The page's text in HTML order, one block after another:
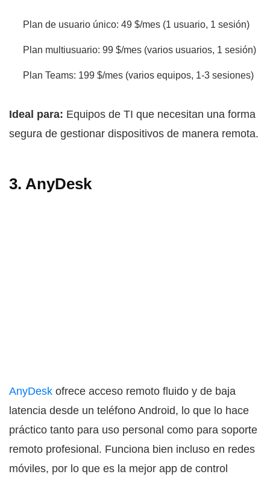
Plan de usuario único: 49 $/mes (1 usuario, 1 sesión)
Plan multiusuario: 99 $/mes (varios usuarios, 1 sesión)
Plan Teams: 199 $/mes (varios equipos, 1-3 sesiones)
Ideal para: Equipos de TI que necesitan una forma
segura de gestionar dispositivos de manera remota.
3. AnyDesk
AnyDesk ofrece acceso remoto fluido y de baja
latencia desde un teléfono Android, lo que lo hace
práctico tanto para uso personal como para soporte
remoto profesional. Funciona bien incluso en redes
móviles, por lo que es la mejor app de control